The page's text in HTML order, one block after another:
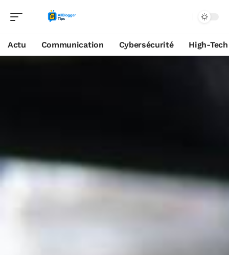
Actu Communication Cybersécurité High-Tech